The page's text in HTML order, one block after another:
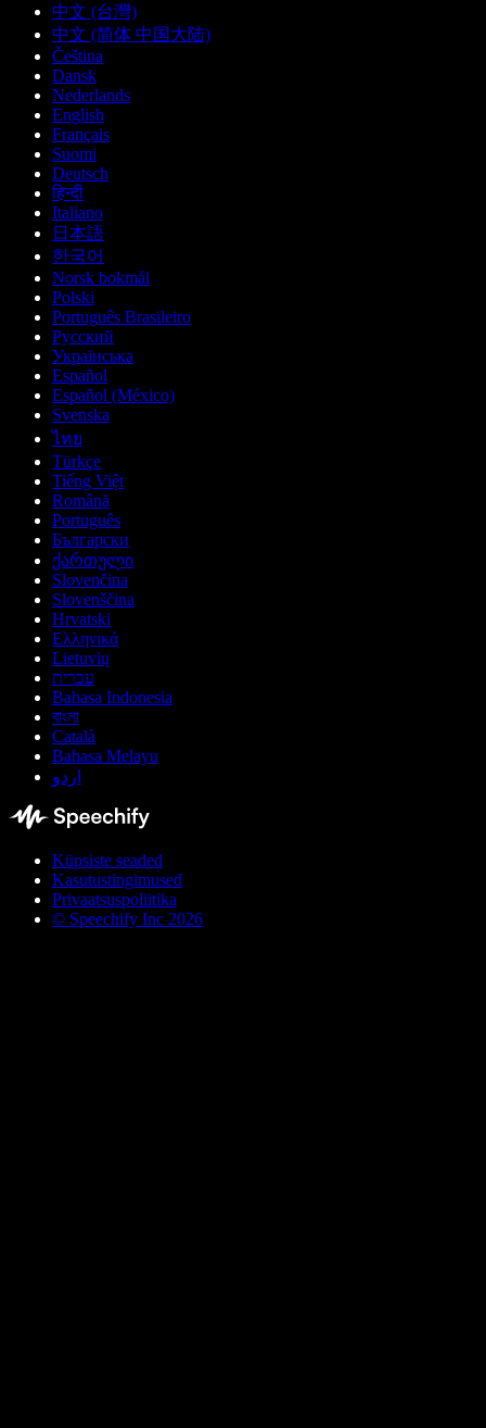
中文 (台灣)
中文 (简体 中国大陆)
Čeština
Dansk
Nederlands
English
Français
Suomi
Deutsch
हिन्दी
Italiano
日本語
한국어
Norsk bokmål
Polski
Português Brasileiro
Русский
Українська
Español
Español (México)
Svenska
ไทย
Türkçe
Tiếng Việt
Română
Português
Български
ქართული
Slovenčina
Slovenščina
Hrvatski
Ελληνικά
Lietuvių
עברית
Bahasa Indonesia
বাংলা
Català
Bahasa Melayu
اردو
Küpsiste seaded
Kasutustingimused
Privaatsuspoliitika
© Speechify Inc 2026